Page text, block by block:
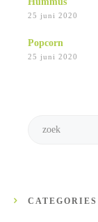
25 juni 2020
Popcorn
25 juni 2020
CATEGORIES